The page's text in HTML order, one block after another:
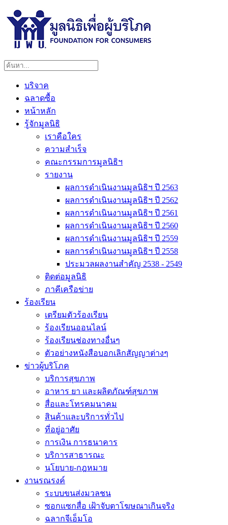
บริจาค
ฉลาดซื้อ
หน้าหลัก
รู้จักมูลนิธิ
เราคือใคร
ความสำเร็จ
คณะกรรมการมูลนิธิฯ
รายงาน
ผลการดำเนินงานมูลนิธิฯ ปี 2563
ผลการดำเนินงานมูลนิธิฯ ปี 2562
ผลการดำเนินงานมูลนิธิฯ ปี 2561
ผลการดำเนินงานมูลนิธิฯ ปี 2560
ผลการดำเนินงานมูลนิธิฯ ปี 2559
ผลการดำเนินงานมูลนิธิฯ ปี 2558
ประมวลผลงานสำคัญ 2538 - 2549
ติดต่อมูลนิธิ
ภาคีเครือข่าย
ร้องเรียน
เตรียมตัวร้องเรียน
ร้องเรียนออนไลน์
ร้องเรียนช่องทางอื่นๆ
ตัวอย่างหนังสือบอกเลิกสัญญาต่างๆ
ข่าวผู้บริโภค
บริการสุขภาพ
อาหาร ยา และผลิตภัณฑ์สุขภาพ
สื่อและโทรคมนาคม
สินค้าและบริการทั่วไป
ที่อยู่อาศัย
การเงิน การธนาคาร
บริการสาธารณะ
นโยบาย-กฎหมาย
งานรณรงค์
ระบบขนส่งมวลชน
ซอกแซกสื่อ เฝ้าจับตาโฆษณาเกินจริง
ฉลากจีเอ็มโอ